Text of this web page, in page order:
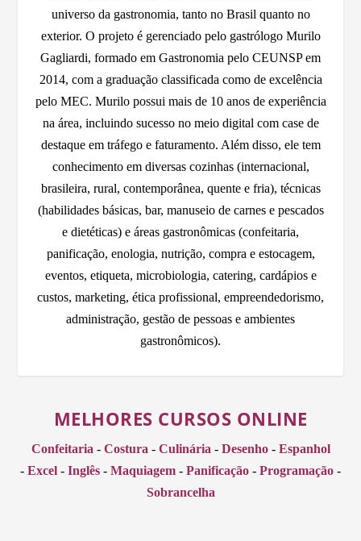
universo da gastronomia, tanto no Brasil quanto no
exterior. O projeto é gerenciado pelo gastrólogo Murilo
Gagliardi, formado em Gastronomia pelo CEUNSP em
2014, com a graduação classificada como de excelência
pelo MEC. Murilo possui mais de 10 anos de experiência
na área, incluindo sucesso no meio digital com case de
destaque em tráfego e faturamento. Além disso, ele tem
conhecimento em diversas cozinhas (internacional,
brasileira, rural, contemporânea, quente e fria), técnicas
(habilidades básicas, bar, manuseio de carnes e pescados
e dietéticas) e áreas gastronômicas (confeitaria,
panificação, enologia, nutrição, compra e estocagem,
eventos, etiqueta, microbiologia, catering, cardápios e
custos, marketing, ética profissional, empreendedorismo,
administração, gestão de pessoas e ambientes
gastronômicos).
MELHORES CURSOS ONLINE
Confeitaria - Costura - Culinária - Desenho- Espanhol
- Excel - Inglês - Maquiagem - Panificação - Programação -
Sobrancelha